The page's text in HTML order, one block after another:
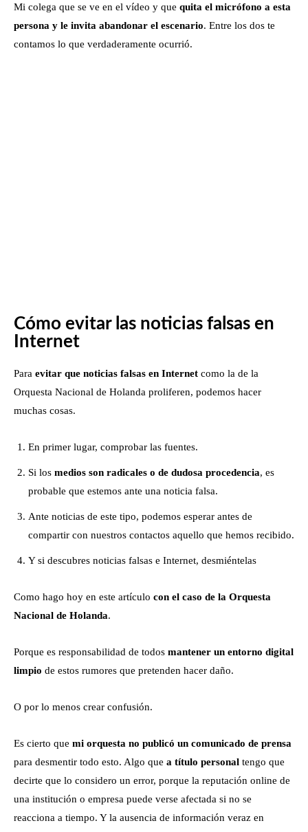
Mi colega que se ve en el vídeo y que quita el micrófono a esta
persona y le invita abandonar el escenario. Entre los dos te
contamos lo que verdaderamente ocurrió.
Cómo evitar las noticias falsas en
Internet
Para evitar que noticias falsas en Internet como la de la
Orquesta Nacional de Holanda proliferen, podemos hacer
muchas cosas.
En primer lugar, comprobar las fuentes.
Si los medios son radicales o de dudosa procedencia, es
probable que estemos ante una noticia falsa.
Ante noticias de este tipo, podemos esperar antes de
compartir con nuestros contactos aquello que hemos recibido.
Y si descubres noticias falsas e Internet, desmiéntelas
Como hago hoy en este artículo con el caso de la Orquesta
Nacional de Holanda.
Porque es responsabilidad de todos mantener un entorno digital
limpio de estos rumores que pretenden hacer daño.
O por lo menos crear confusión.
Es cierto que mi orquesta no publicó un comunicado de prensa
para desmentir todo esto. Algo que a título personal tengo que
decirte que lo considero un error, porque la reputación online de
una institución o empresa puede verse afectada si no se
reacciona a tiempo. Y la ausencia de información veraz en